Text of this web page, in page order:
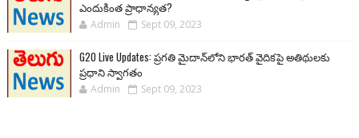
ఎందుకింత ప్రాధాన్యత?
Admin Sept 09, 2023
G20 Live Updates: ప్రగతి మైదాన్‌లోని భారత్ వైదికపై అతిథులకు
ప్రధాని స్వాగతం
Admin Sept 09, 2023